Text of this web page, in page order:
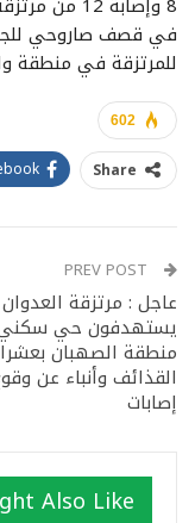
في قصف صاروحي
للمرتزقة في منطقة
602
Share
عاجل : مرتزقة العدوان
يستهدفون حي
منطقة الصهبان
القذائف وأنباء عن
إصابات
Also Like